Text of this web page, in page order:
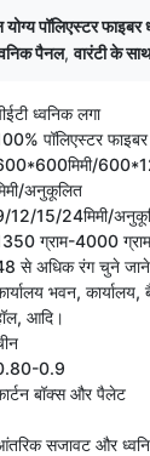
पॉलिएस्टर फाइबर
पैनल,वारंटी के
ध्वनिक लगा
पॉलिएस्टर फाइबर
अनुकूलित
12/15/24मिमी/
ग्राम-4000 ग्राम
से अधिक रंग चुने
भवन,
आदि।
0.9
बॉक्स और पैलेट
सजावट और